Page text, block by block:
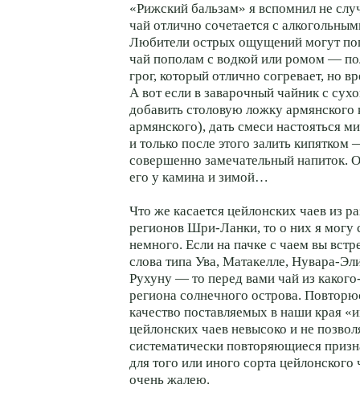
«Рижский бальзам» я вспомнил не
чай отлично сочетается с
Любители острых ощущений могут
чай пополам с водкой или ромом —
грог, который отлично согревает, но
А вот если в заварочный чайник с
добавить столовую ложку армянского
армянского), дать смеси настояться
и только после этого залить кипятком
совершенно замечательный напиток.
его у камина и зимой…
Что же касается цейлонских чаев из
регионов Шри-Ланки, то о них я могу
немного. Если на пачке с чаем вы
слова типа Ува, Матакелле, Нувара-
Рухуну — то перед вами чай из
региона солнечного острова.
качество поставляемых в наши края
цейлонских чаев невысоко и не
систематически повторяющиеся
для того или иного сорта
очень жалею.